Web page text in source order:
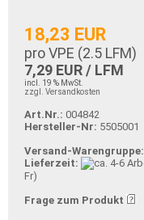
18,23 EUR
pro VPE (2.5 LFM)
7,29 EUR / LFM
incl. 19 % MwSt.
zzgl. Versandkosten
Art.Nr.: 004842
Hersteller-Nr: 5505001
Versand-Warengruppe:
Lieferzeit:
Fr)
Frage zum Produkt